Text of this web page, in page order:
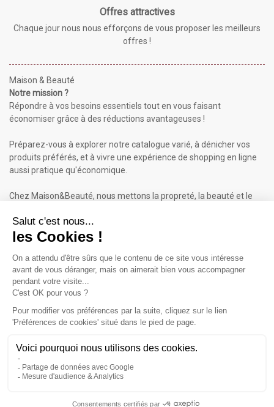
Offres attractives
Chaque jour nous nous efforçons de vous proposer les meilleurs
offres !
Maison & Beauté
Notre mission ?
Répondre à vos besoins essentiels tout en vous faisant
économiser grâce à des réductions avantageuses !
Préparez-vous à explorer notre catalogue varié, à dénicher vos
produits préférés, et à vivre une expérience de shopping en ligne
aussi pratique qu'économique.
Chez Maison&Beauté, nous mettons la propreté, la beauté et le
Maison & Beauté : Informations
À propos de nous
Conditions générales de vente (CGV)
Plan du site
Contactez-nous
Cliquez-ici pour modifier vos préférences en matière de cookies
Inscrivez-vous à notre Newsletter